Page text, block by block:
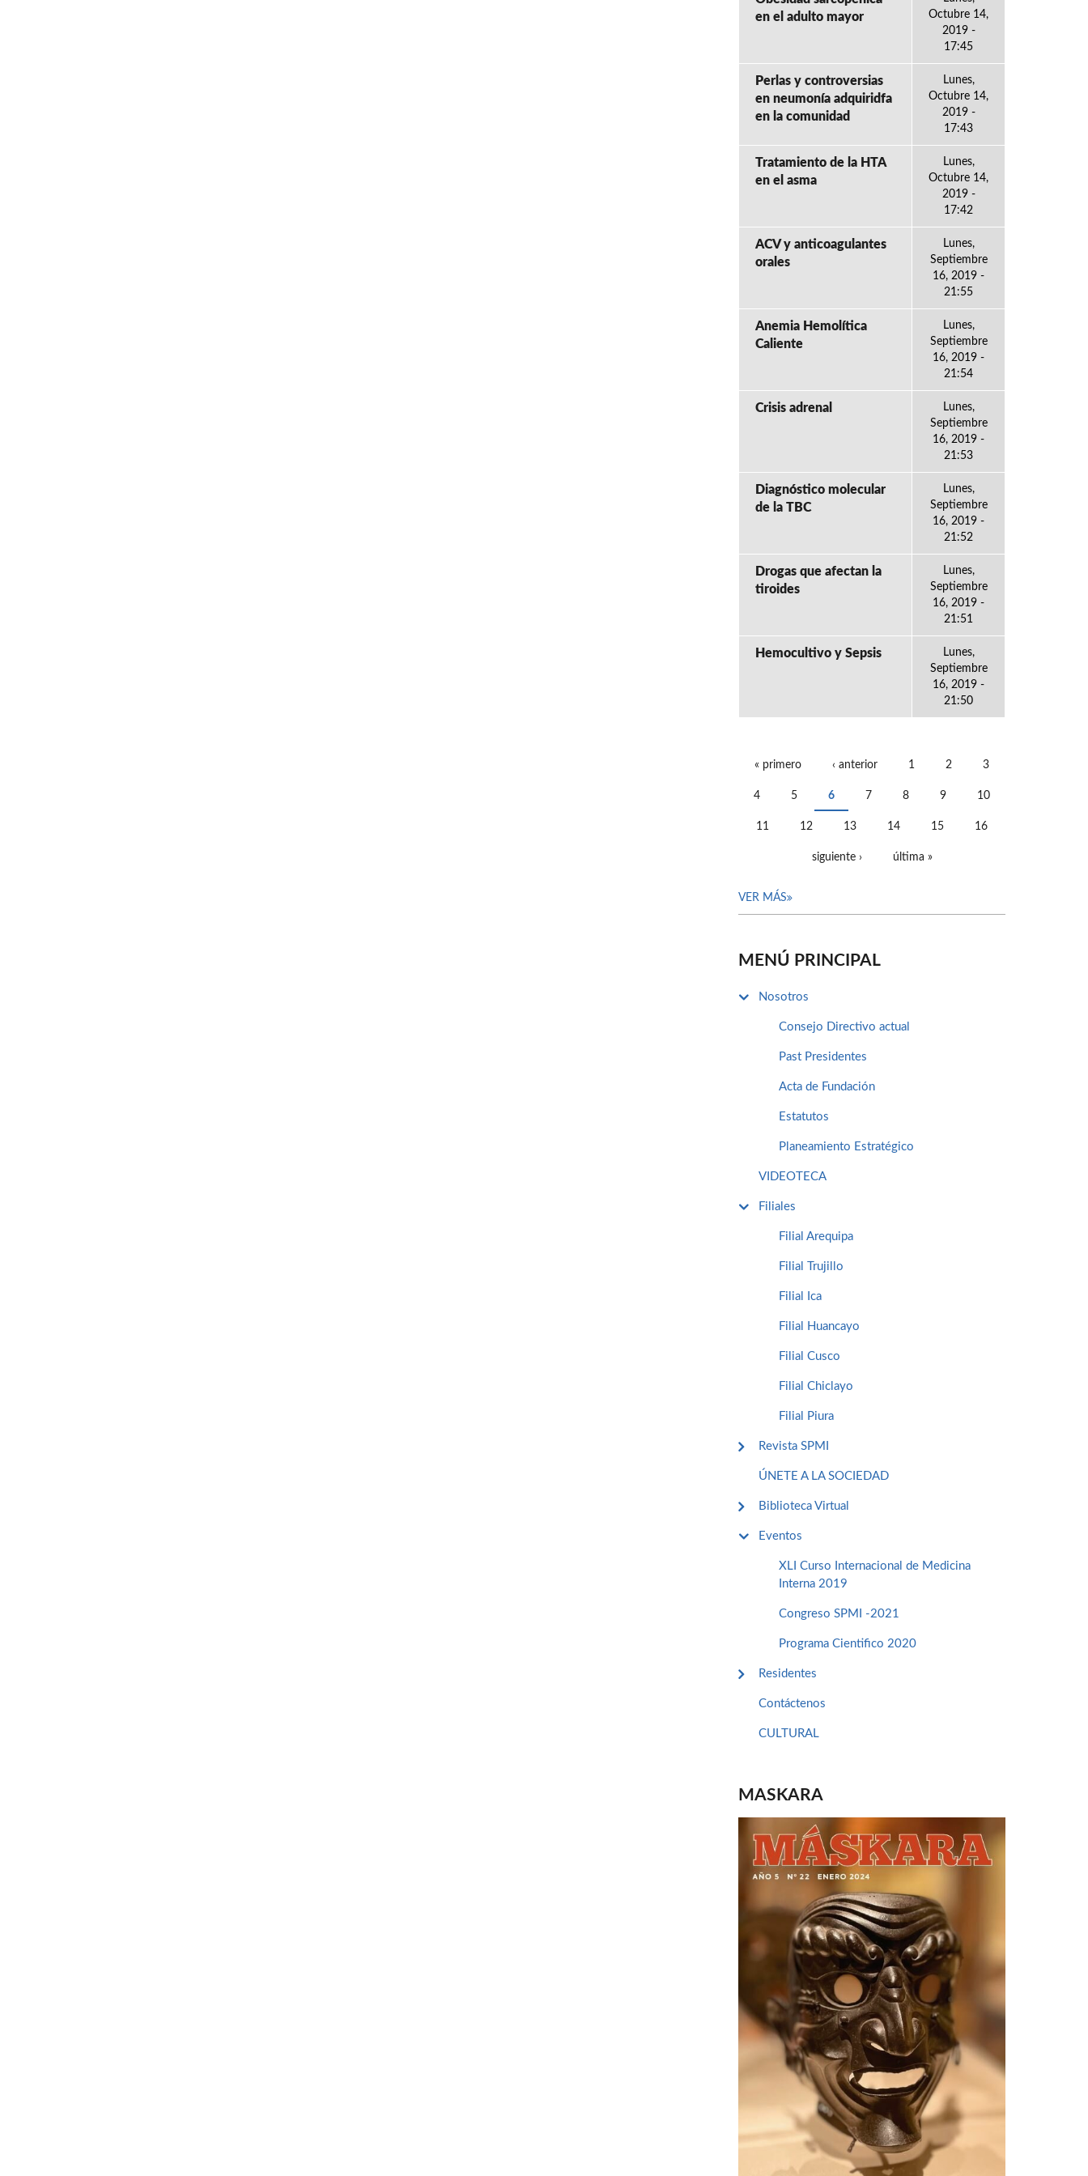
en el adulto mayor
Octubre 14,
2019 -
17:45
Perlas y controversias
en neumonía adquiridfa
en la comunidad
Lunes,
Octubre 14,
2019 -
17:43
Tratamiento de la HTA
en el asma
Lunes,
Octubre 14,
2019 -
17:42
ACV y anticoagulantes
orales
Lunes,
Septiembre
16, 2019 -
21:55
Anemia Hemolítica
Caliente
Lunes,
Septiembre
16, 2019 -
21:54
Crisis adrenal
Lunes,
Septiembre
16, 2019 -
21:53
Diagnóstico molecular
de la TBC
Lunes,
Septiembre
16, 2019 -
21:52
Drogas que afectan la
tiroides
Lunes,
Septiembre
16, 2019 -
21:51
Hemocultivo y Sepsis
Lunes,
Septiembre
16, 2019 -
21:50
« primero ‹ anterior 1 2 3
4 5 6 7 8 9 10
11 12 13 14 15 16
siguiente › última »
VER MÁS
MENÚ PRINCIPAL
Nosotros
Consejo Directivo actual
Past Presidentes
Acta de Fundación
Estatutos
Planeamiento Estratégico
VIDEOTECA
Filiales
Filial Arequipa
Filial Trujillo
Filial Ica
Filial Huancayo
Filial Cusco
Filial Chiclayo
Filial Piura
Revista SPMI
ÚNETE A LA SOCIEDAD
Biblioteca Virtual
Eventos
XLI Curso Internacional de Medicina
Interna 2019
Congreso SPMI -2021
Programa Cientifico 2020
Residentes
Contáctenos
CULTURAL
MASKARA